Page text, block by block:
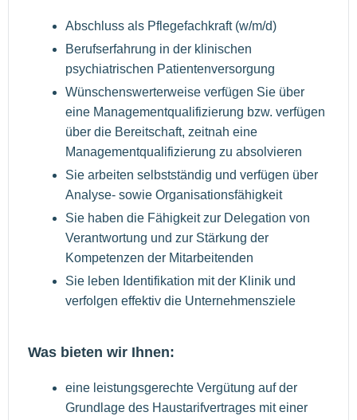
Abschluss als Pflegefachkraft (w/m/d)
Berufserfahrung in der klinischen
psychiatrischen Patientenversorgung
Wünschenswerterweise verfügen Sie über
eine Managementqualifizierung bzw. verfügen
über die Bereitschaft, zeitnah eine
Managementqualifizierung zu absolvieren
Sie arbeiten selbstständig und verfügen über
Analyse- sowie Organisationsfähigkeit
Sie haben die Fähigkeit zur Delegation von
Verantwortung und zur Stärkung der
Kompetenzen der Mitarbeitenden
Sie leben Identifikation mit der Klinik und
verfolgen effektiv die Unternehmensziele
Was bieten wir Ihnen:
eine leistungsgerechte Vergütung auf der
Grundlage des Haustarifvertrages mit einer